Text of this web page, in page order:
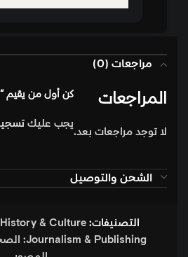
مراجعات (0)
المراجعات
لا توجد مراجعات بعد.
كن أول من يقيم
يجب عليك
الشحن والتوصيل
التصنيفات: History & Culture: التاريخ والثقافة
Journalism & Publishing: الصحافة والنشر